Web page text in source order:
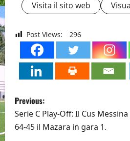
Visita il sito web
Post Views: 296
P
o
Previous:
Serie C Play-Off: Il Cus
64-45 il Mazara in gara 1.